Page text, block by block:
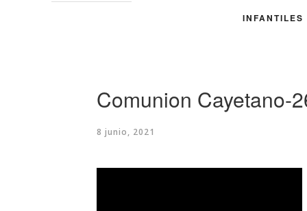
INFANTILES
Comunion Cayetano-
8 junio, 2021